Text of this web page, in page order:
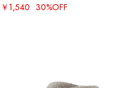
￥1,540 30%OFF